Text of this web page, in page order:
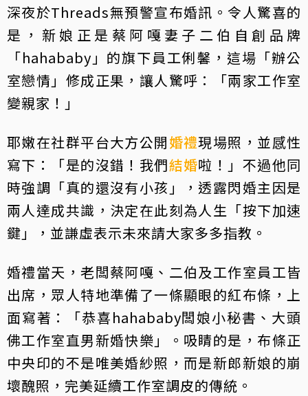
深夜於Threads無預警宣布婚訊。令人驚喜的
是，新娘正是蔡阿嘎妻子二伯自創品牌
「hahababy」的旗下員工俐馨，這場「辦公
室戀情」修成正果，讓人驚呼：「兩家工作室
變親家！」
耶嫩在社群平台大方公開婚禮現場照，並感性
寫下：「是的沒錯！我們結婚啦！」不過他同
時強調「真的還沒有小孩」，透露閃婚主因是
兩人達成共識，決定在此刻為人生「按下加速
鍵」，並謙虛表示未來請大家多多指教。
婚禮當天，老闆蔡阿嘎、二伯及工作室員工皆
出席，眾人特地準備了一條顯眼的紅布條，上
面寫著：「恭喜hahababy闆娘小秘書、大頭
佛工作室直男新婚快樂」。吸睛的是，布條正
中央印的不是唯美婚紗照，而是新郎新娘的崩
壞醜照，完美延續工作室調皮的傳統。